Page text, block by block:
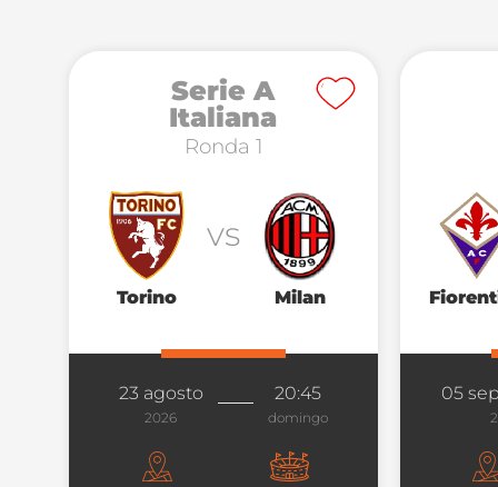
Serie A
Italiana
Ronda 1
Torino
vs
Milan
23 agosto
2026
20:45
domingo
05